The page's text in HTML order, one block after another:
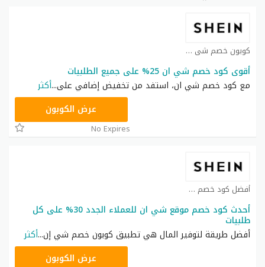
كوبون خصم شي ان كوبون
أقوى كود خصم شي ان 25% على جميع الطلبيات
مع كود خصم شي ان، استفد من تخفيض إضافي على...أكثر
عرض الكوبون
No Expires
أفضل كود خصم شي ان كوبون
أحدث كود خصم موقع شي ان للعملاء الجدد 30% على كل
طلبيات
أفضل طريقة لتوفير المال هي تطبيق كوبون خصم شي إن...أكثر
عرض الكوبون